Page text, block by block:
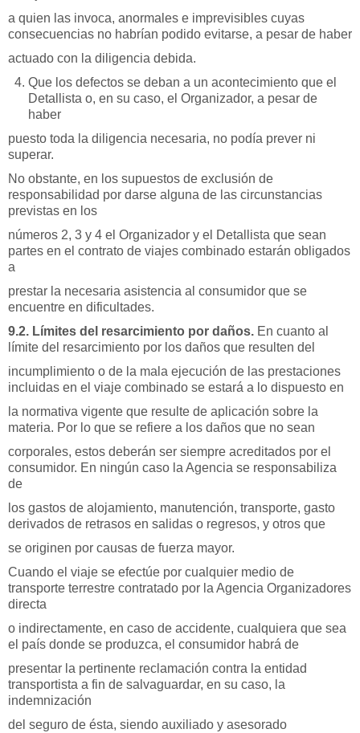
a quien las invoca, anormales e imprevisibles cuyas
consecuencias no habrían podido evitarse, a pesar de haber
actuado con la diligencia debida.
Que los defectos se deban a un acontecimiento que el
Detallista o, en su caso, el Organizador, a pesar de
haber
puesto toda la diligencia necesaria, no podía prever ni
superar.
No obstante, en los supuestos de exclusión de
responsabilidad por darse alguna de las circunstancias
previstas en los
números 2, 3 y 4 el Organizador y el Detallista que sean
partes en el contrato de viajes combinado estarán obligados
a
prestar la necesaria asistencia al consumidor que se
encuentre en dificultades.
9.2. Límites del resarcimiento por daños. En cuanto al
límite del resarcimiento por los daños que resulten del
incumplimiento o de la mala ejecución de las prestaciones
incluidas en el viaje combinado se estará a lo dispuesto en
la normativa vigente que resulte de aplicación sobre la
materia. Por lo que se refiere a los daños que no sean
corporales, estos deberán ser siempre acreditados por el
consumidor. En ningún caso la Agencia se responsabiliza
de
los gastos de alojamiento, manutención, transporte, gasto
derivados de retrasos en salidas o regresos, y otros que
se originen por causas de fuerza mayor.
Cuando el viaje se efectúe por cualquier medio de
transporte terrestre contratado por la Agencia Organizadores
directa
o indirectamente, en caso de accidente, cualquiera que sea
el país donde se produzca, el consumidor habrá de
presentar la pertinente reclamación contra la entidad
transportista a fin de salvaguardar, en su caso, la
indemnización
del seguro de ésta, siendo auxiliado y asesorado